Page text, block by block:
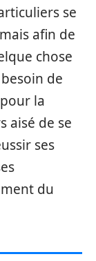
se
afin de
chose
de
la
aisé de se
ses
du